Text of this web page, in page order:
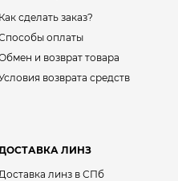
Как сделать заказ?
оплаты
и возврат товара
возврата средств
ЛИНЗ
Доставка линз в СПб